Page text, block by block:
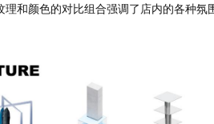
理和颜色的对比组合强调了店内的各种氛